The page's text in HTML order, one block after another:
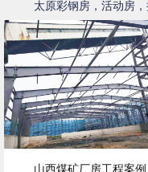
太原彩钢房，活动房
山西煤矿厂房工程案例